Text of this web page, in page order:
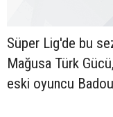
Süper Lig'de bu
Mağusa Türk
eski oyuncu